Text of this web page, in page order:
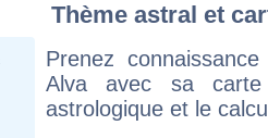
Thème astral et
Prenez
Alva avec sa
astrologique et le